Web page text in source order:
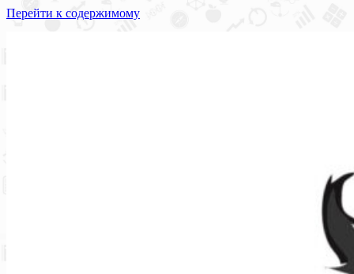
Перейти к содержимому